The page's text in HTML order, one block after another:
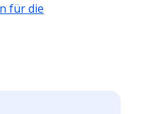
für die